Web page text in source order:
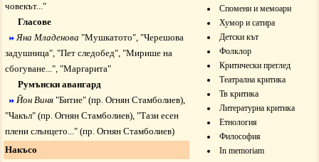
човекът..."
Гласове
Яна Младенова "Мушкатото", "Черешова
задушница", "Пет следобед", "Мирише на
сбогуване...", "Маргарита"
Румънски авангард
Йон Виня "Битие" (пр. Огнян Стамболиев),
"Чакъл" (пр. Огнян Стамболиев), "Тази есен
плени слънцето..." (пр. Огнян Стамболиев)
Накъсо
Спомени и мемоари
Хумор и сатира
Детски кът
Фолклор
Критически преглед
Театрална критика
Тв критика
Литературна критика
Етнология
Философия
In memoriam